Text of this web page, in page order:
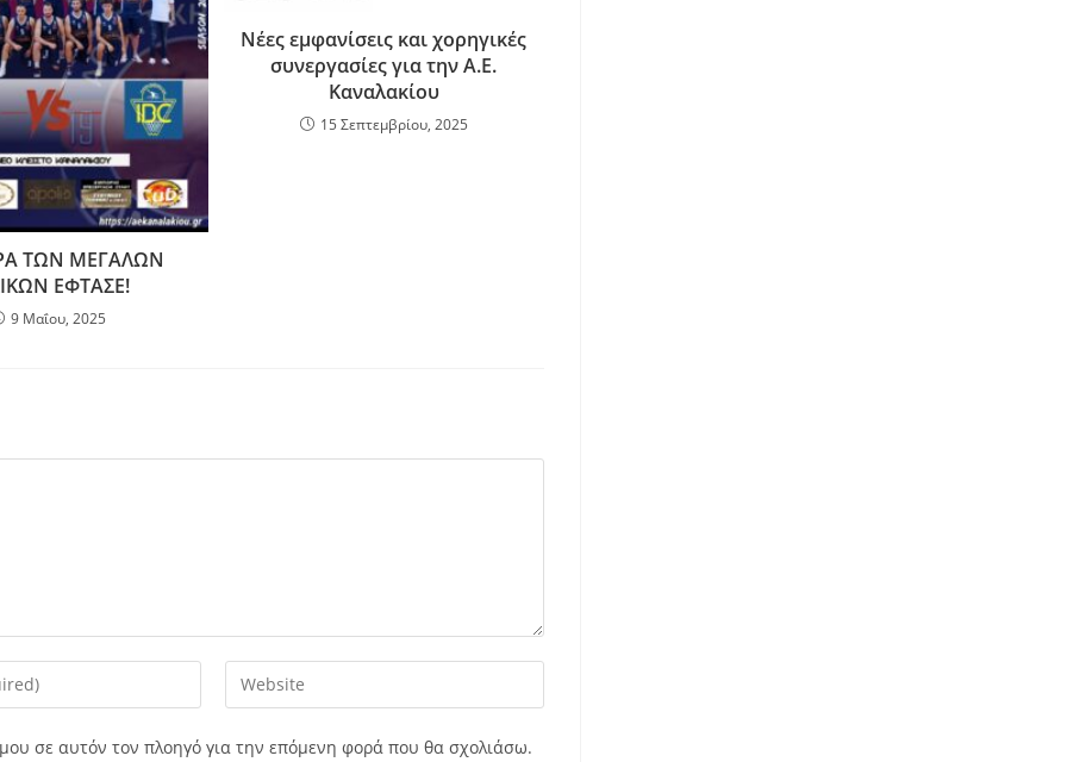
ΤΩΝ ΜΕΓΑΛΩΝ
ΕΦΤΑΣΕ!
9 Μαΐου, 2025
Νέες εμφανίσεις και χορηγικές
συνεργασίες για την Α.Ε.
Καναλακίου
15 Σεπτεμβρίου, 2025
σε αυτόν τον πλοηγό για την επόμενη φορά που θα σχολιάσω.